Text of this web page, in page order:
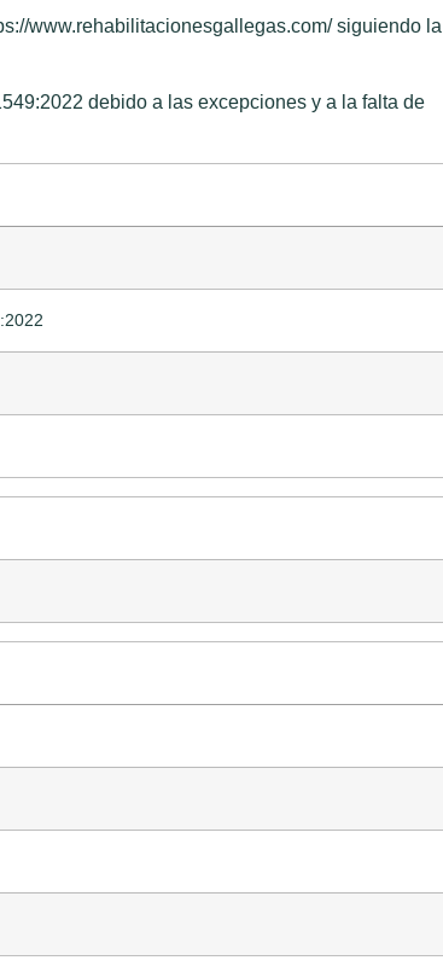
www.rehabilitacionesgallegas.com/ siguiendo la
debido a las excepciones y a la falta de